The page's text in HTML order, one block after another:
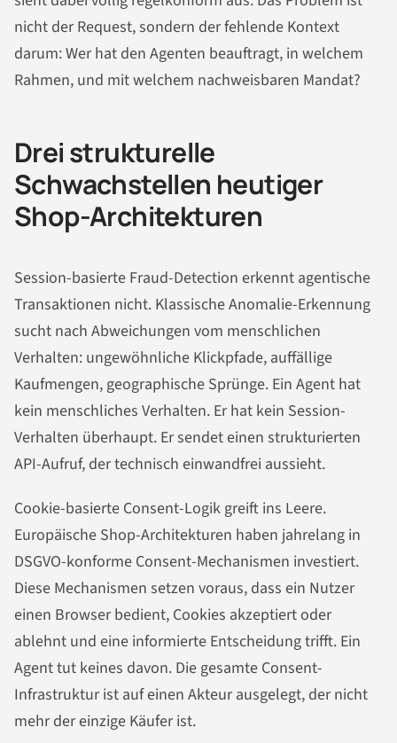
nicht der Request, sondern der fehlende Kontext
darum: Wer hat den Agenten beauftragt, in welchem
Rahmen, und mit welchem nachweisbaren Mandat?
Drei strukturelle
Schwachstellen heutiger
Shop-Architekturen
Session-basierte Fraud-Detection erkennt agentische
Transaktionen nicht. Klassische Anomalie-Erkennung
sucht nach Abweichungen vom menschlichen
Verhalten: ungewöhnliche Klickpfade, auffällige
Kaufmengen, geographische Sprünge. Ein Agent hat
kein menschliches Verhalten. Er hat kein Session-
Verhalten überhaupt. Er sendet einen strukturierten
API-Aufruf, der technisch einwandfrei aussieht.
Cookie-basierte Consent-Logik greift ins Leere.
Europäische Shop-Architekturen haben jahrelang in
DSGVO-konforme Consent-Mechanismen investiert.
Diese Mechanismen setzen voraus, dass ein Nutzer
einen Browser bedient, Cookies akzeptiert oder
ablehnt und eine informierte Entscheidung trifft. Ein
Agent tut keines davon. Die gesamte Consent-
Infrastruktur ist auf einen Akteur ausgelegt, der nicht
mehr der einzige Käufer ist.